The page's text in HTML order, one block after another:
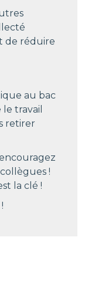
de réduire
au bac
le travail
retirer
!
la clé !